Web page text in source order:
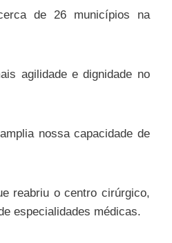
de 26 municípios na
agilidade e dignidade no
nossa capacidade de
reabriu o centro cirúrgico,
especialidades médicas.